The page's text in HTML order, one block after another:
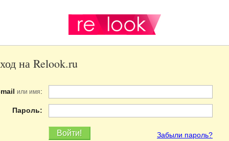
на Relook.ru
или имя:
Пароль:
Забыли пароль?